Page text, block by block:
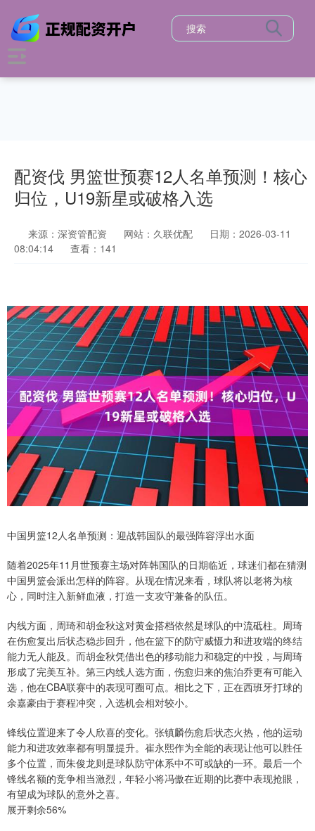
配资伐 男篮世预赛12人名单预测！核心
归位，U19新星或破格入选
来源：深资管配资 网站：久联优配
日期：2026-03-11
08:04:14
查看：141
中国男篮12人名单预测：迎战韩国队的最强阵容浮出水面
随着2025年11月世预赛主场对阵韩国队的日期临近，球迷们都在猜测
中国男篮会派出怎样的阵容。从现在情况来看，球队将以老将为核
心，同时注入新鲜血液，打造一支攻守兼备的队伍。
内线方面，周琦和胡金秋这对黄金搭档依然是球队的中流砥柱。周琦
在伤愈复出后状态稳步回升，他在篮下的防守威慑力和进攻端的终结
能力无人能及。而胡金秋凭借出色的移动能力和稳定的中投，与周琦
形成了完美互补。第三内线人选方面，伤愈归来的焦泊乔更有可能入
选，他在CBA联赛中的表现可圈可点。相比之下，正在西班牙打球的
余嘉豪由于赛程冲突，入选机会相对较小。
锋线位置迎来了令人欣喜的变化。张镇麟伤愈后状态火热，他的运动
能力和进攻效率都有明显提升。崔永熙作为全能的表现让他可以胜任
多个位置，而朱俊龙则是球队防守体系中不可或缺的一环。最后一个
锋线名额的竞争相当激烈，年轻小将冯傲在近期的比赛中表现抢眼，
有望成为球队的意外之喜。
展开剩余56%